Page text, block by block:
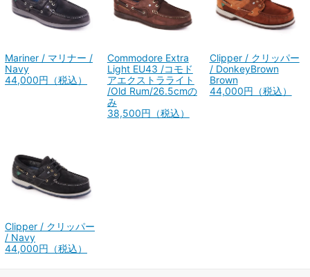
Mariner / マリナー /
Navy
44,000円（税込）
Commodore Extra
Light EU43 /コモド
アエクストラライト
/Old Rum/26.5cmの
み
38,500円（税込）
Clipper / クリッパー
/ DonkeyBrown
Brown
44,000円（税込）
Clipper / クリッパー
/ Navy
44,000円（税込）